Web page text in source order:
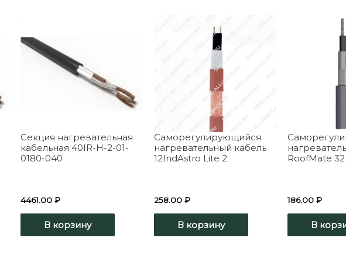
Секция нагревательная
кабельная 40IR-H-2-01-
0180-040
4461.00 ₽
В корзину
Саморегулирующийся
нагревательный кабель
12IndAstro Lite 2
258.00 ₽
В корзину
RoofMate
186.00 ₽
В